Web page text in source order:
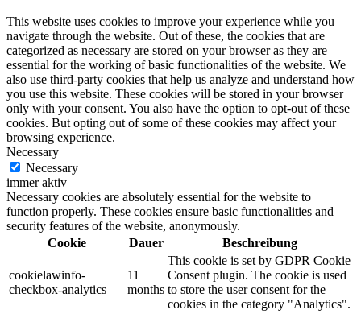
This website uses cookies to improve your experience while you
navigate through the website. Out of these, the cookies that are
categorized as necessary are stored on your browser as they are
essential for the working of basic functionalities of the website. We
also use third-party cookies that help us analyze and understand how
you use this website. These cookies will be stored in your browser
only with your consent. You also have the option to opt-out of these
cookies. But opting out of some of these cookies may affect your
browsing experience.
Necessary
Necessary
immer aktiv
Necessary cookies are absolutely essential for the website to
function properly. These cookies ensure basic functionalities and
security features of the website, anonymously.
Cookie
Dauer Beschreibung
cookielawinfo-
checkbox-analytics
11
months
This cookie is set by GDPR Cookie
Consent plugin. The cookie is used
to store the user consent for the
cookies in the category "Analytics".